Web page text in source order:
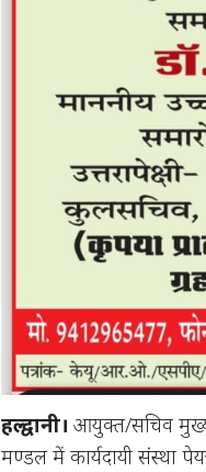
हल्द्वानी।आयुक्त/सचिव
मण्डल में कार्यदायी संस्था